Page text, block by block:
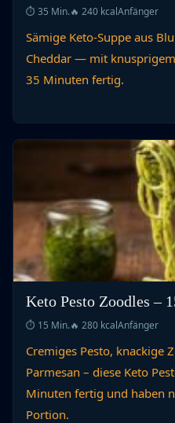
⏱ 35 Min.🔥 240 kcalAnfänger
Sämige Keto-Suppe aus
Cheddar — mit
35 Minuten fertig.
Keto Pesto Zoodles –
⏱ 15 Min.🔥 280 kcalAnfänger
Cremiges Pesto, knackige
Parmesan – diese Keto
Minuten fertig und haben
Portion.